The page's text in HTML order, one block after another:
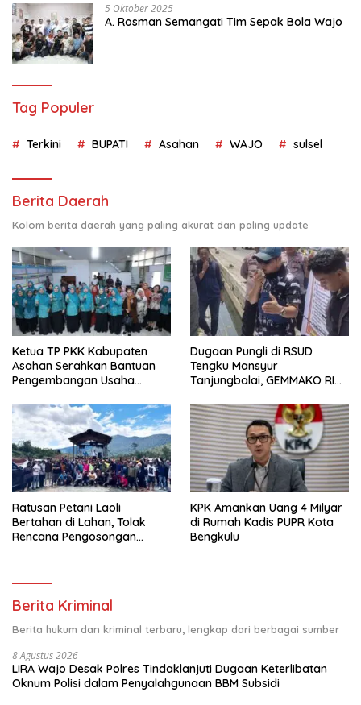
5 Oktober 2025
A. Rosman Semangati Tim Sepak Bola Wajo
Tag Populer
Terkini BUPATI Asahan WAJO sulsel
Berita Daerah
Kolom berita daerah yang paling akurat dan paling update
Ketua TP PKK Kabupaten
Asahan Serahkan Bantuan
Pengembangan Usaha
Pemberdayaan dan
Kesejahteraan Keluarga di
Kelurahan Sentang
Dugaan Pungli di RSUD
Tengku Mansyur
Tanjungbalai, GEMMAKO RI
Tuntas
Ratusan Petani Laoli
Bertahan di Lahan, Tolak
Rencana Pengosongan
KPK Amankan Uang 4 Milyar
di Rumah Kadis PUPR Kota
Bengkulu
Berita Kriminal
Berita hukum dan kriminal terbaru, lengkap dari berbagai sumber
8 Agustus 2026
LIRA Wajo Desak Polres Tindaklanjuti Dugaan Keterlibatan
Oknum Polisi dalam Penyalahgunaan BBM Subsidi